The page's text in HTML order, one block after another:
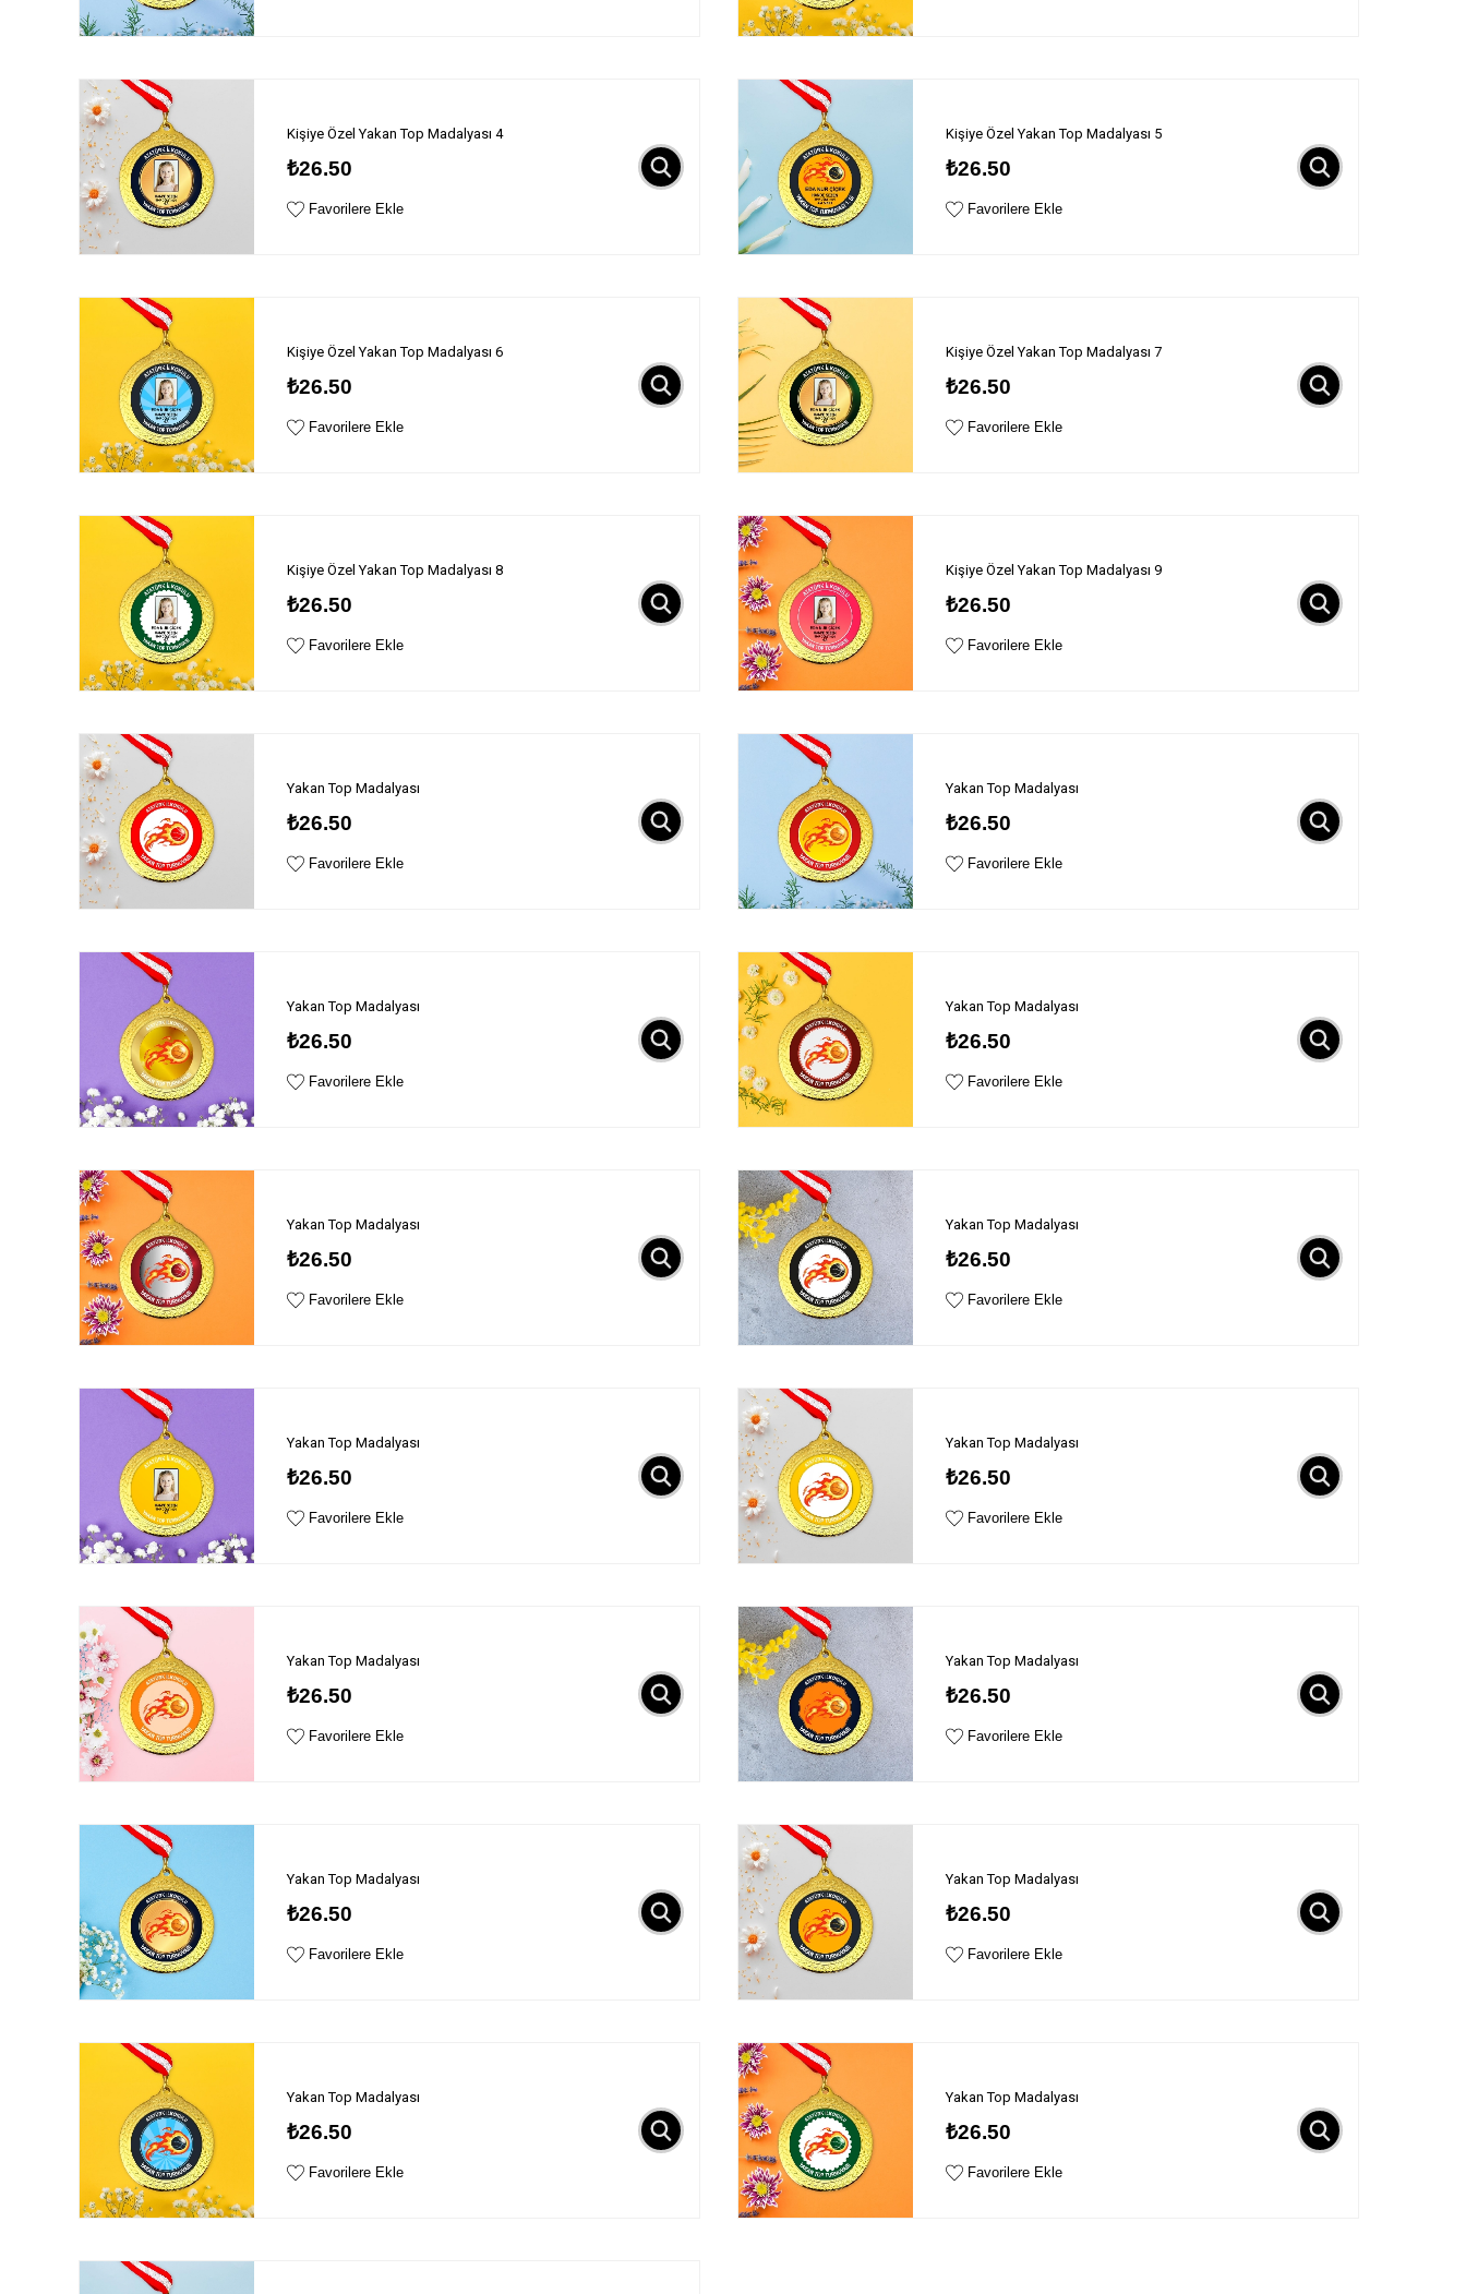
Kişiye Özel Yakan Top Madalyası 4
₺26.50
Favorilere Ekle
Kişiye Özel Yakan Top Madalyası 5
₺26.50
Favorilere Ekle
Kişiye Özel Yakan Top Madalyası 6
₺26.50
Favorilere Ekle
Kişiye Özel Yakan Top Madalyası 7
₺26.50
Favorilere Ekle
Kişiye Özel Yakan Top Madalyası 8
₺26.50
Favorilere Ekle
Kişiye Özel Yakan Top Madalyası 9
₺26.50
Favorilere Ekle
Yakan Top Madalyası
₺26.50
Favorilere Ekle
Yakan Top Madalyası
₺26.50
Favorilere Ekle
Yakan Top Madalyası
₺26.50
Favorilere Ekle
Yakan Top Madalyası
₺26.50
Favorilere Ekle
Yakan Top Madalyası
₺26.50
Favorilere Ekle
Yakan Top Madalyası
₺26.50
Favorilere Ekle
Yakan Top Madalyası
₺26.50
Favorilere Ekle
Yakan Top Madalyası
₺26.50
Favorilere Ekle
Yakan Top Madalyası
₺26.50
Favorilere Ekle
Yakan Top Madalyası
₺26.50
Favorilere Ekle
Yakan Top Madalyası
₺26.50
Favorilere Ekle
Yakan Top Madalyası
₺26.50
Favorilere Ekle
Yakan Top Madalyası
₺26.50
Favorilere Ekle
Yakan Top Madalyası
₺26.50
Favorilere Ekle